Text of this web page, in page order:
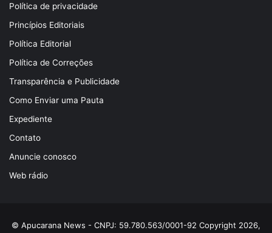
Política de privacidade
Princípios Editoriais
Política Editorial
Política de Correções
Transparência e Publicidade
Como Enviar uma Pauta
Expediente
Contato
Anuncie conosco
Web rádio
© Apucarana News - CNPJ: 59.780.563/0001-92 Copyright 2026,